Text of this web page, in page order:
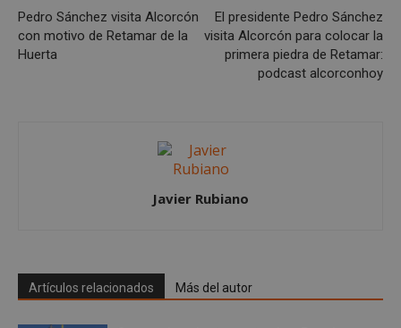
Pedro Sánchez visita Alcorcón
con motivo de Retamar de la
Huerta
El presidente Pedro Sánchez
visita Alcorcón para colocar la
primera piedra de Retamar:
podcast alcorconhoy
Javier Rubiano
Artículos relacionados Más del autor